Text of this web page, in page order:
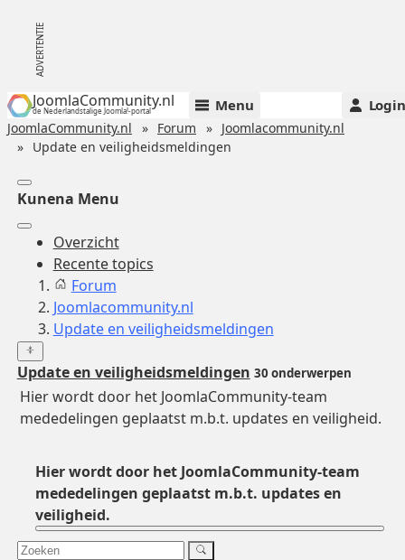
JoomlaCommunity.nl
de Nederlandstalige Joomla!-portal Menu Login
JoomlaCommunity.nl Forum
Joomlacommunity.nl
Update en veiligheidsmeldingen
Kunena Menu
Overzicht
Recente topics
Forum
Joomlacommunity.nl
Update en veiligheidsmeldingen
Update en veiligheidsmeldingen 30 onderwerpen
Hier wordt door het JoomlaCommunity-team
mededelingen geplaatst m.b.t. updates en veiligheid.
Hier wordt door het JoomlaCommunity-team
mededelingen geplaatst m.b.t. updates en
veiligheid.